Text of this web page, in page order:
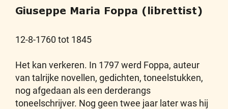
Giuseppe Maria Foppa (librettist)
12-8-1760 tot 1845
Het kan verkeren. In 1797 werd Foppa, auteur
van talrijke novellen, gedichten, toneelstukken,
nog afgedaan als een derderangs
toneelschrijver. Nog geen twee jaar later was hij